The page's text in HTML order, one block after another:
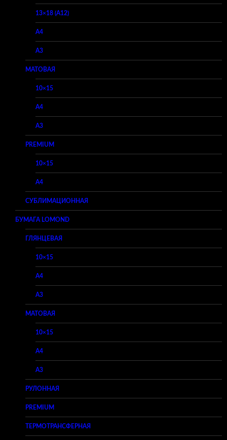
13×18 (A12)
A4
A3
МАТОВАЯ
10×15
A4
A3
PREMIUM
10×15
A4
СУБЛИМАЦИОННАЯ
БУМАГА LOMOND
ГЛЯНЦЕВАЯ
10×15
A4
A3
МАТОВАЯ
10×15
A4
A3
РУЛОННАЯ
PREMIUM
ТЕРМОТРАНСФЕРНАЯ